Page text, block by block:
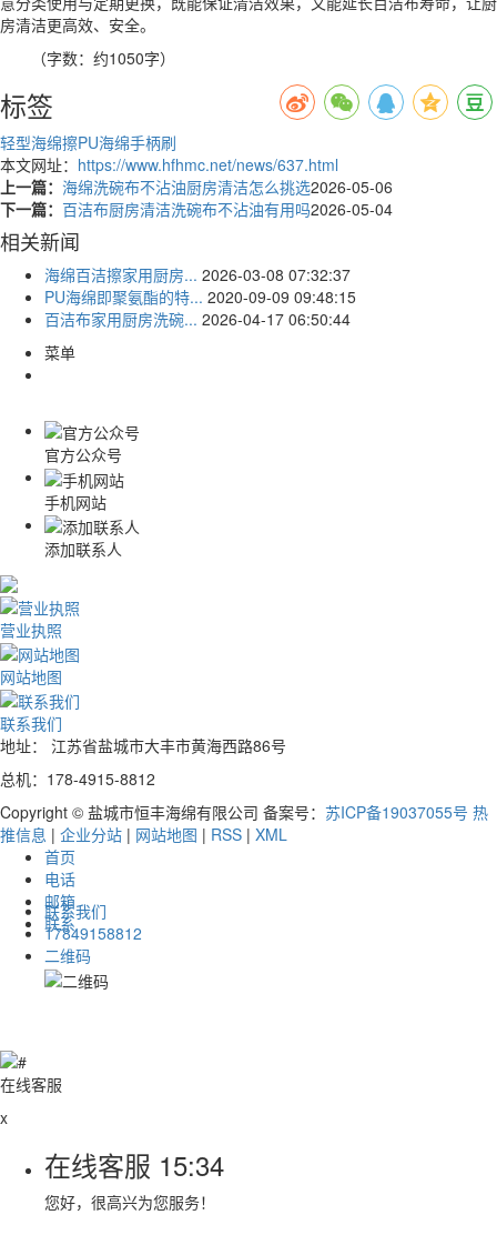
房清洁更高效、安全。
（字数：约1050字）
标签
轻型海绵擦PU海绵手柄刷
本文网址： https://www.hfhmc.net/news/637.html
上一篇： 海绵洗碗布不沾油厨房清洁怎么挑选2026-05-06
下一篇： 百洁布厨房清洁洗碗布不沾油有用吗2026-05-04
相关新闻
海绵百洁擦家用厨房... 2026-03-08 07:32:37
PU海绵即聚氨酯的特... 2020-09-09 09:48:15
百洁布家用厨房洗碗... 2026-04-17 06:50:44
菜单
官方公众号
手机网站
添加联系人
营业执照
网站地图
联系我们
地址： 江苏省盐城市大丰市黄海西路86号
总机：178-4915-8812
Copyright © 盐城市恒丰海绵有限公司 备案号： 苏ICP备19037055号 热
推信息 | 企业分站 | 网站地图 | RSS | XML
首页
电话
邮箱
联系
联系我们
17849158812
二维码
在线客服
x
在线客服 15:34
您好，很高兴为您服务！